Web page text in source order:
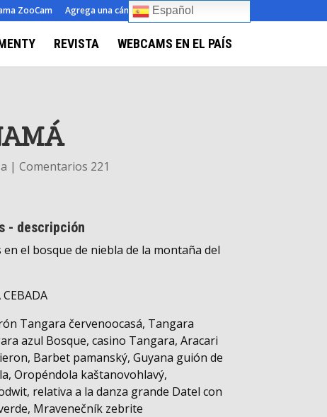
ZooCam Agrega una cámara Sobre
REVISTA WEBCAMS EN EL PAÍS
| Comentarios 221
- descripción
el bosque de niebla de la montaña del
Tangara červenoocasá, Tangara
azul Bosque, casino Tangara, Aracari
Barbet pamanský, Guyana guión de
Oropéndola kaštanovohlavý,
relativa a la danza grande Datel con
Mravenečník zebrite
Español